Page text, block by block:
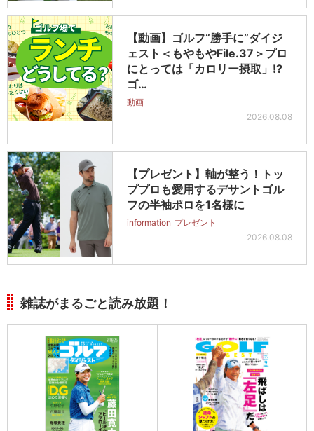
【動画】ゴルフ“勝手に”ダイジ
ェスト＜もやもやFile.37＞プロ
にとっては「カロリー摂取」!?
ゴ…
動画
2026.08.08
【プレゼント】軸が整う！トッ
ププロも愛用するデサントゴル
フの半袖ポロを1名様に
information プレゼント
2026.08.08
雑誌がまるごと読み放題！